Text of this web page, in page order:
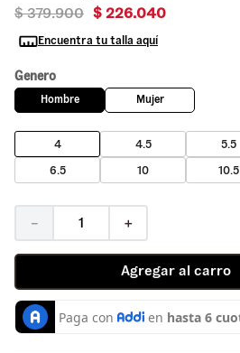
$379.900 $226.040
Encuentra tu talla aquí
Genero
Hombre Mujer
4 4.5 5.5
6.5
10 10.5
＋
－
Agregar al carro